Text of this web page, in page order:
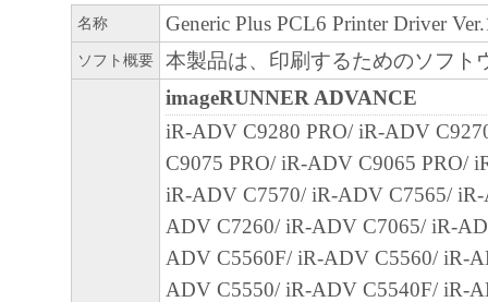
6. SUPPORT AND UPDATE
NEITHER CANON, CANON'S
AFFILIATES, THEIR DISTRIBUTORS, OR
CANON'S LICENSORS ARE
MAINTAINING OR HELPING YOU TO
SOFTWARE, OR PROVIDING YOU WITH
FIXES OR SUPPORT FOR THE
7. DISCLAIMER OF WARRANTIES AND
[NO WARRANTY] THE SOFTWARE IS
名称 Generic Plus PCL6 Printer Driver
ソフト概要 本製品は、印刷するためのソフト
imageRUNNER ADVANCE
iR-ADV C9280 PRO/ iR-ADV
C9075 PRO/ iR-ADV C9065 PRO/
iR-ADV C7570/ iR-ADV C7565/
ADV C7260/ iR-ADV C7065/ iR-
ADV C5560F/ iR-ADV C5560/ iR-
ADV C5550/ iR-ADV C5540F/ iR-